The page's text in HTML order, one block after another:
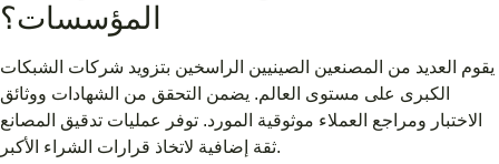
يقوم العديد من المصنعين الصينيين الراسخين بتزويد شركات الشبكات
الكبرى على مستوى العالم. يضمن التحقق من الشهادات ووثائق
الاختبار ومراجع العملاء موثوقية المورد. توفر عمليات تدقيق المصانع
ثقة إضافية لاتخاذ قرارات الشراء الأكبر.